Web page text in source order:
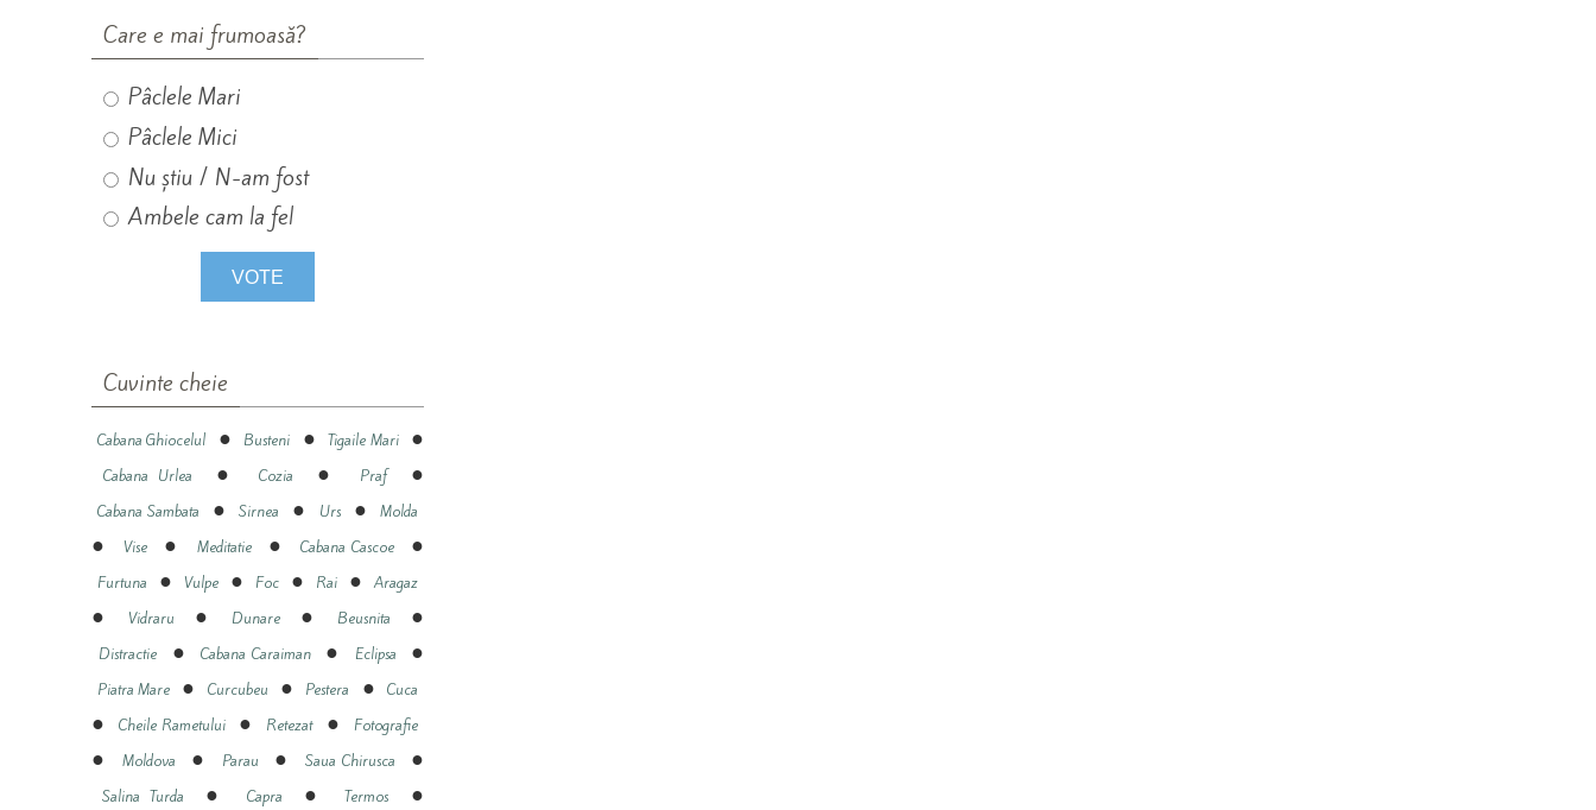
Care e mai frumoasă?
Pâclele Mari
Pâclele Mici
Nu știu / N-am fost
Ambele cam la fel
Cuvinte cheie
Cabana Ghiocelul ● Busteni ●Tigaile Mari●
Cabana Urlea ● Cozia ● Praf●
Cabana Sambata ●Sirnea ● Urs●Molda
●Vise ● Meditatie● Cabana Cascoe●
Furtuna ● Vulpe ● Foc ● Rai ●Aragaz
●Vidraru ● Dunare ● Beusnita ●
Distractie ●Cabana Caraiman● Eclipsa ●
Piatra Mare ● Curcubeu ● Pestera ●Cuca
●Cheile Rametului● Retezat● Fotografie
● Moldova ● Parau ●Saua Chirusca ●
Salina Turda ● Capra ●Termos ●